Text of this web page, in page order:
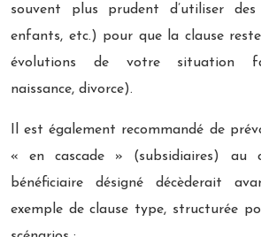
souvent plus prudent d’utiliser
enfants, etc.) pour que la clause
évolutions de votre situation
naissance, divorce).
Il est également recommandé de
« en cascade » (subsidiaires) au
bénéficiaire désigné décèderait
exemple de clause type, structurée